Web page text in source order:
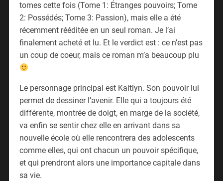
tomes cette fois (Tome 1: Étranges pouvoirs; Tome
2: Possédés; Tome 3: Passion), mais elle a été
récemment rééditée en un seul roman. Je l’ai
finalement acheté et lu. Et le verdict est : ce n’est pas
un coup de coeur, mais ce roman m’a beaucoup plu
Le personnage principal est Kaitlyn. Son pouvoir lui
permet de dessiner l’avenir. Elle qui a toujours été
différente, montrée de doigt, en marge de la société,
va enfin se sentir chez elle en arrivant dans sa
nouvelle école où elle rencontrera des adolescents
comme elles, qui ont chacun un pouvoir spécifique,
et qui prendront alors une importance capitale dans
sa vie.